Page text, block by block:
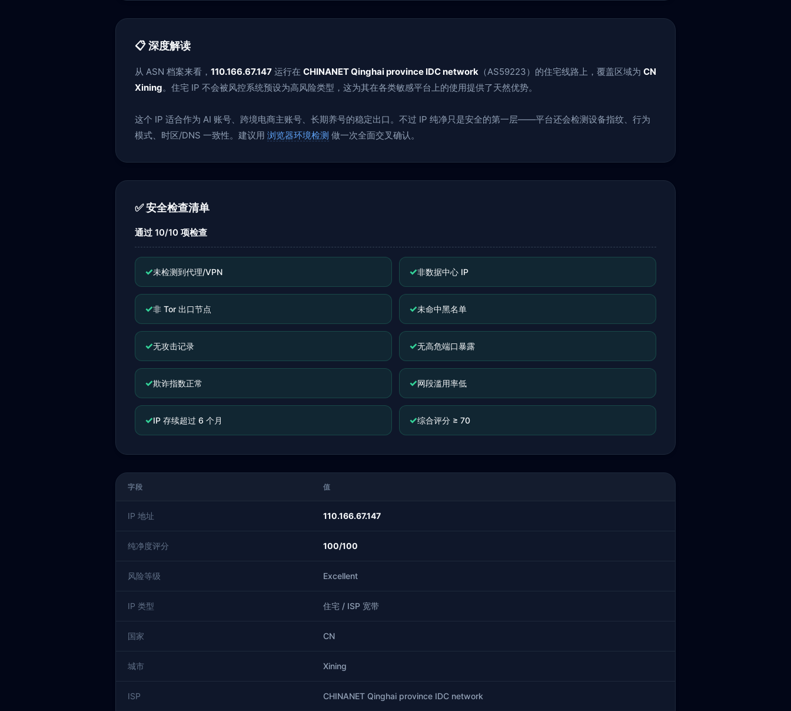
📋 深度解读
从 ASN 档案来看， 110.166.67.147 运行在 CHINANET Qinghai province IDC network （AS59223）的住宅线路上，覆盖区域为 CN
Xining。住宅 IP 不会被风控系统预设为高风险类型，这为其在各类敏感平台上的使用提供了天然优势。
这个 IP 适合作为 AI 账号、跨境电商主账号、长期养号的稳定出口。不过 IP 纯净只是安全的第一层——平台还会检测设备指纹、行为
模式、时区/DNS 一致性。建议用 浏览器环境检测 做一次全面交叉确认。
✅ 安全检查清单
通过 10/10 项检查
✓未检测到代理/VPN ✓非数据中心 IP
✓非 Tor 出口节点 ✓未命中黑名单
✓无攻击记录 ✓无高危端口暴露
✓欺诈指数正常 ✓网段滥用率低
✓IP 存续超过 6 个月 ✓综合评分 ≥ 70
字段 值
IP 地址 110.166.67.147
纯净度评分 100/100
风险等级 Excellent
IP 类型 住宅 / ISP 宽带
国家 CN
城市 Xining
ISP CHINANET Qinghai province IDC network